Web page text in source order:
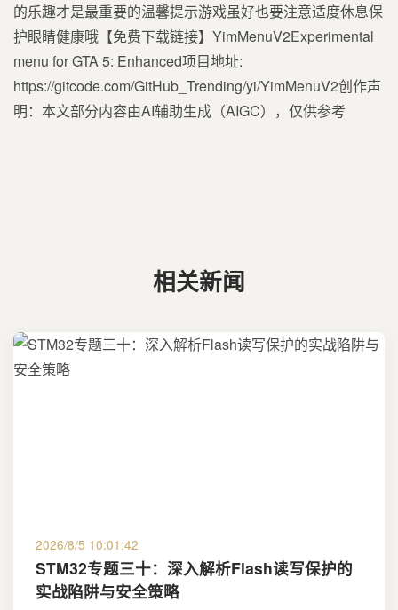
的乐趣才是最重要的温馨提示游戏虽好也要注意适度休息保
护眼睛健康哦【免费下载链接】YimMenuV2Experimental
menu for GTA 5: Enhanced项目地址:
https://gitcode.com/GitHub_Trending/yi/YimMenuV2创作声
明：本文部分内容由AI辅助生成（AIGC），仅供参考
相关新闻
2026/8/5 10:01:42
STM32专题三十：深入解析Flash读写保护的
实战陷阱与安全策略